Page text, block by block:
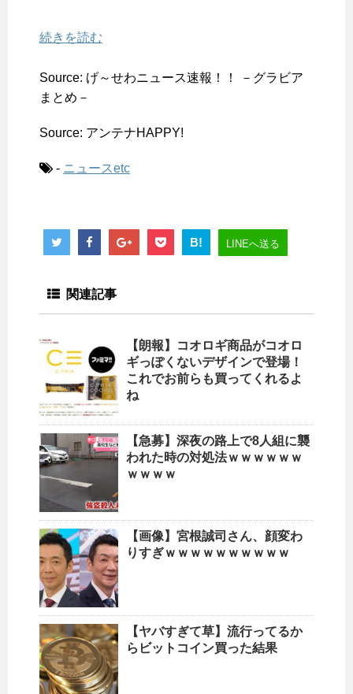
続きを読む
Source: げ～せわニュース速報！！ －グラビア
まとめ－
Source: アンテナHAPPY!
- ニュースetc
B! LINEへ送る
関連記事
【朗報】コオロギ商品がコオロ
ギっぽくないデザインで登場！
これでお前らも買ってくれるよ
ね
【急募】深夜の路上で8人組に襲
われた時の対処法ｗｗｗｗｗｗ
ｗｗｗｗ
【画像】宮根誠司さん、顔変わ
りすぎｗｗｗｗｗｗｗｗｗｗ
【ヤバすぎて草】流行ってるか
らビットコイン買った結果